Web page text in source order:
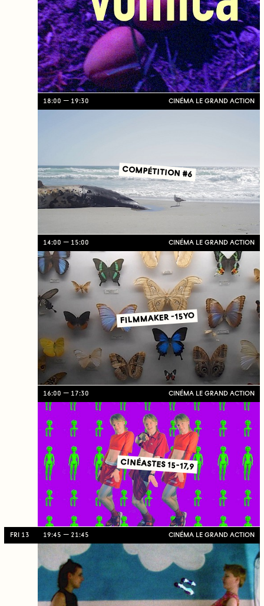
18:00 19:30 CINÉMA LE GRAND ACTION
COMPÉTITION #6
14:00 15:00 CINÉMA LE GRAND ACTION
FILMMAKER -15YO
16:00 17:30 CINÉMA LE GRAND ACTION
CINÉASTES 15-17,9
FRI 13 19:45 21:45 CINÉMA LE GRAND ACTION